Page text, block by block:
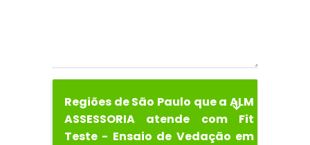
Regiões de São Paulo que a ALM
ASSESSORIA atende com Fit
Teste - Ensaio de Vedação em